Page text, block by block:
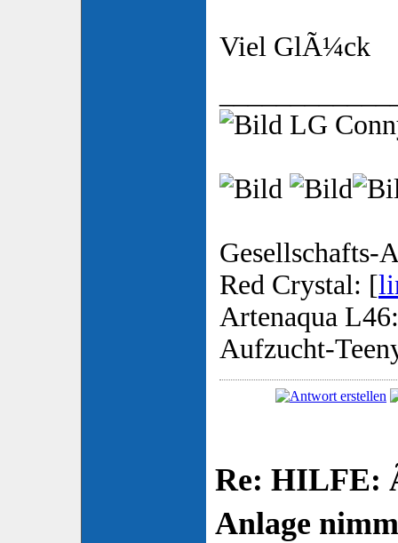
Viel GlÃ¼ck
LG
Gesellschafts-
Red Crystal: [
Artenaqua
Aufzucht-
Re: HILFE:
Anlage